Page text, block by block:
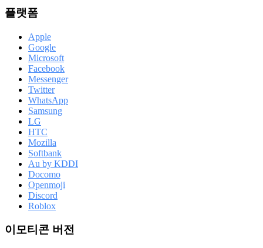
플랫폼
Apple
Google
Microsoft
Facebook
Messenger
Twitter
WhatsApp
Samsung
LG
HTC
Mozilla
Softbank
Au by KDDI
Docomo
Openmoji
Discord
Roblox
이모티콘 버전